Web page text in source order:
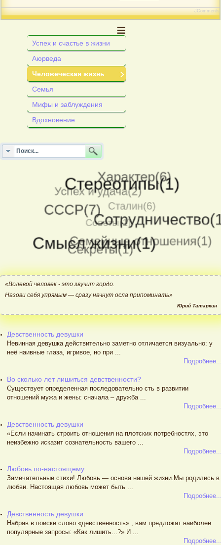
JComments
≡
Успех и счастье в жизни
Аюрведа
Человеческая жизнь
Семья
Мифы и заблуждения
Вдохновение
«Волевой человек - это звучит гордо.
Назови себя упрямым — сразу начнут осла припоминать»
Юрий Татаркин
Девственность девушки
Невинная девушка действительно заметно отличается визуально: у
неё наивные глаза, игривое, но при ...
Во сколько лет лишиться девственности?
Существует определенная последовательно сть в развитии
отношений мужа и жены: сначала – дружба ...
Девственность девушки
«Если начинать строить отношения на плотских потребностях, это
неизбежно исказит сознательность вашего ...
Любовь по-настоящему
Замечательные стихи! Любовь — основа нашей жизни.Мы родились в
любви. Настоящая любовь может быть ...
Девственность девушки
Набрав в поиске слово «девственность» , вам предложат наиболее
популярные запросы: «Как лишить...?» И ...